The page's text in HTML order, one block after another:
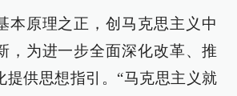
本原理之正，创马克思主义中
，为进一步全面深化改革、推
提供思想指引。“马克思主义就